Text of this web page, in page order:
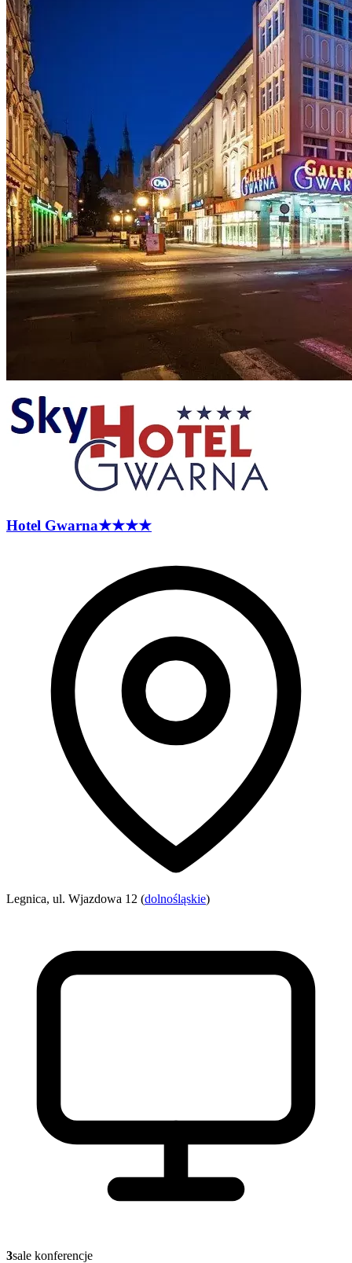
Hotel Gwarna★★★★
Legnica, ul. Wjazdowa 12 (dolnośląskie)
3sale konferencje